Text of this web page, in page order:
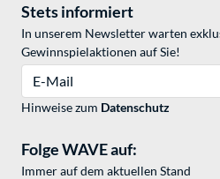
Stets informiert
In unserem Newsletter warten
Gewinnspielaktionen auf Sie!
Hinweise zum Datenschutz
Folge WAVE auf:
Immer auf dem aktuellen Stand